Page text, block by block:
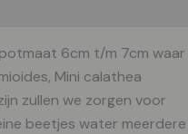
6cm t/m 7cm waar
Mini calathea
zullen we zorgen voor
beetjes water meerdere